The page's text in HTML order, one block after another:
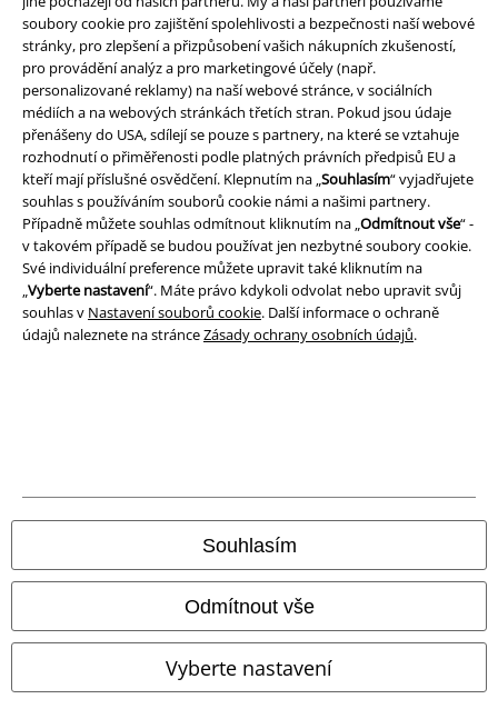
soubory cookie pro zajištění spolehlivosti a bezpečnosti naší webové
stránky, pro zlepšení a přizpůsobení vašich nákupních zkušeností,
pro provádění analýz a pro marketingové účely (např.
personalizované reklamy) na naší webové stránce, v sociálních
médiích a na webových stránkách třetích stran. Pokud jsou údaje
přenášeny do USA, sdílejí se pouze s partnery, na které se vztahuje
rozhodnutí o přiměřenosti podle platných právních předpisů EU a
kteří mají příslušné osvědčení. Klepnutím na „Souhlasím“ vyjadřujete
souhlas s používáním souborů cookie námi a našimi partnery.
Případně můžete souhlas odmítnout kliknutím na „Odmítnout vše“ -
v takovém případě se budou používat jen nezbytné soubory cookie.
Své individuální preference můžete upravit také kliknutím na
„Vyberte nastavení“. Máte právo kdykoli odvolat nebo upravit svůj
souhlas v Nastavení souborů cookie. Další informace o ochraně
údajů naleznete na stránceZásady ochrany osobních údajů.
Souhlasím
Odmítnout vše
Vyberte nastavení
Právní informace
Podmínky
Prohlášení
Ochrana osobních údajů
Likvidace odpadu a ochrana životního prostředí
Prohlášení o shodě
Informace o přístupnosti
Všechny ceny jsou včetně DPH, bezpoštovného a balného
© 1986-2026 EMP Merchandising
Naše online obchody
EMP International